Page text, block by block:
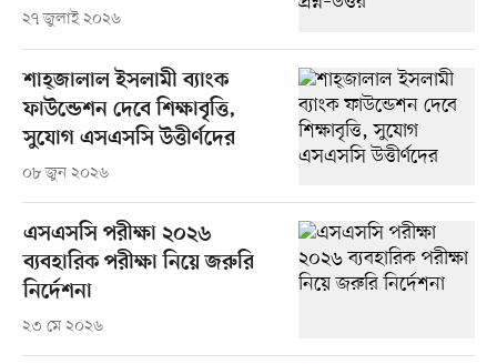
২৭ জুলাই ২০২৬
শাহ্‌জালাল ইসলামী ব্যাংক
ফাউন্ডেশন দেবে শিক্ষাবৃত্তি,
সুযোগ এসএসসি উত্তীর্ণদের
০৮ জুন ২০২৬
এসএসসি পরীক্ষা ২০২৬
ব্যবহারিক পরীক্ষা নিয়ে জরুরি
নির্দেশনা
২৩ মে ২০২৬